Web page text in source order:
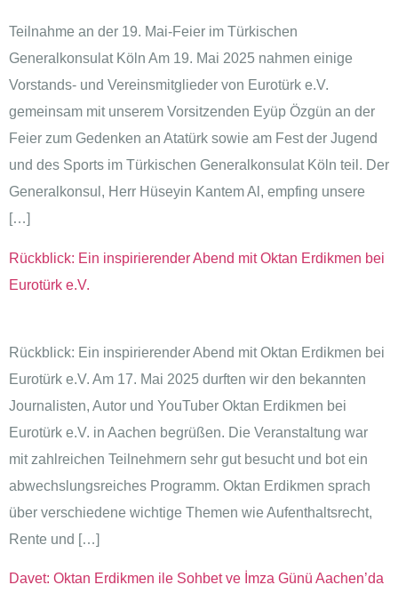
Teilnahme an der 19. Mai-Feier im Türkischen
Generalkonsulat Köln Am 19. Mai 2025 nahmen einige
Vorstands- und Vereinsmitglieder von Eurotürk e.V.
gemeinsam mit unserem Vorsitzenden Eyüp Özgün an der
Feier zum Gedenken an Atatürk sowie am Fest der Jugend
und des Sports im Türkischen Generalkonsulat Köln teil. Der
Generalkonsul, Herr Hüseyin Kantem Al, empfing unsere
[…]
Rückblick: Ein inspirierender Abend mit Oktan Erdikmen bei
Eurotürk e.V.
Rückblick: Ein inspirierender Abend mit Oktan Erdikmen bei
Eurotürk e.V. Am 17. Mai 2025 durften wir den bekannten
Journalisten, Autor und YouTuber Oktan Erdikmen bei
Eurotürk e.V. in Aachen begrüßen. Die Veranstaltung war
mit zahlreichen Teilnehmern sehr gut besucht und bot ein
abwechslungsreiches Programm. Oktan Erdikmen sprach
über verschiedene wichtige Themen wie Aufenthaltsrecht,
Rente und […]
Davet: Oktan Erdikmen ile Sohbet ve İmza Günü Aachen’da